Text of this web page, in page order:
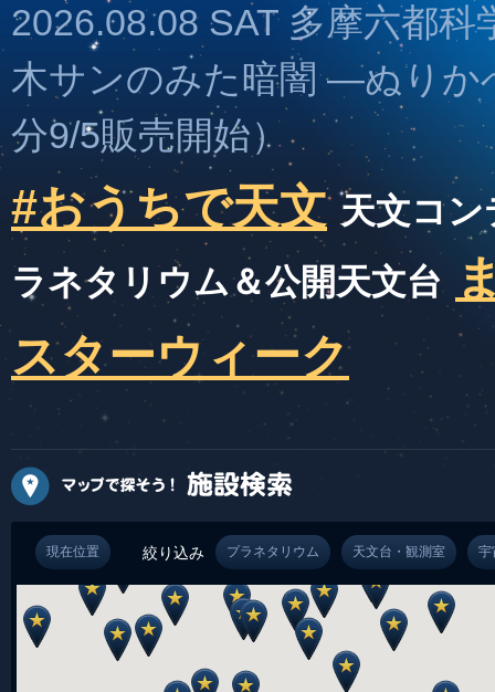
2026.08.08 SAT 多摩六都
木サンのみた暗闇 ―ぬりか
分9/5販売開始）
#おうちで天文 天文コ
ラネタリウム＆公開天文台
スターウィーク
現在位置 絞り込み プラネタリウム 天文台・観測室 宇